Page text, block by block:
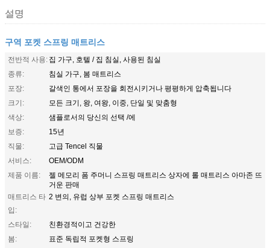
설명
구역 포켓 스프링 매트리스
전반적 사용: 집 가구, 호텔 / 집 침실, 사용된 침실
종류:
침실 가구, 봄 매트리스
포장:
갈색인 통에서 포장을 회전시키거나 평평하게 압축됩니다
크기:
모든 크기, 왕, 여왕, 이중, 단일 및 맞춤형
색상:
샘플로서의 당신의 선택 /에
보증:
15년
직물:
고급 Tencel 직물
서비스:
OEM/ODM
제품 이름:
젤 메모리 폼 주머니 스프링 매트리스 상자에 롤 매트리스 아마존 뜨
거운 판매
매트리스 타
입:
2 변의, 유럽 상부 포켓 스프링 매트리스
스타일:
친환경적이고 건강한
봄:
표준 독립적 포켓형 스프링